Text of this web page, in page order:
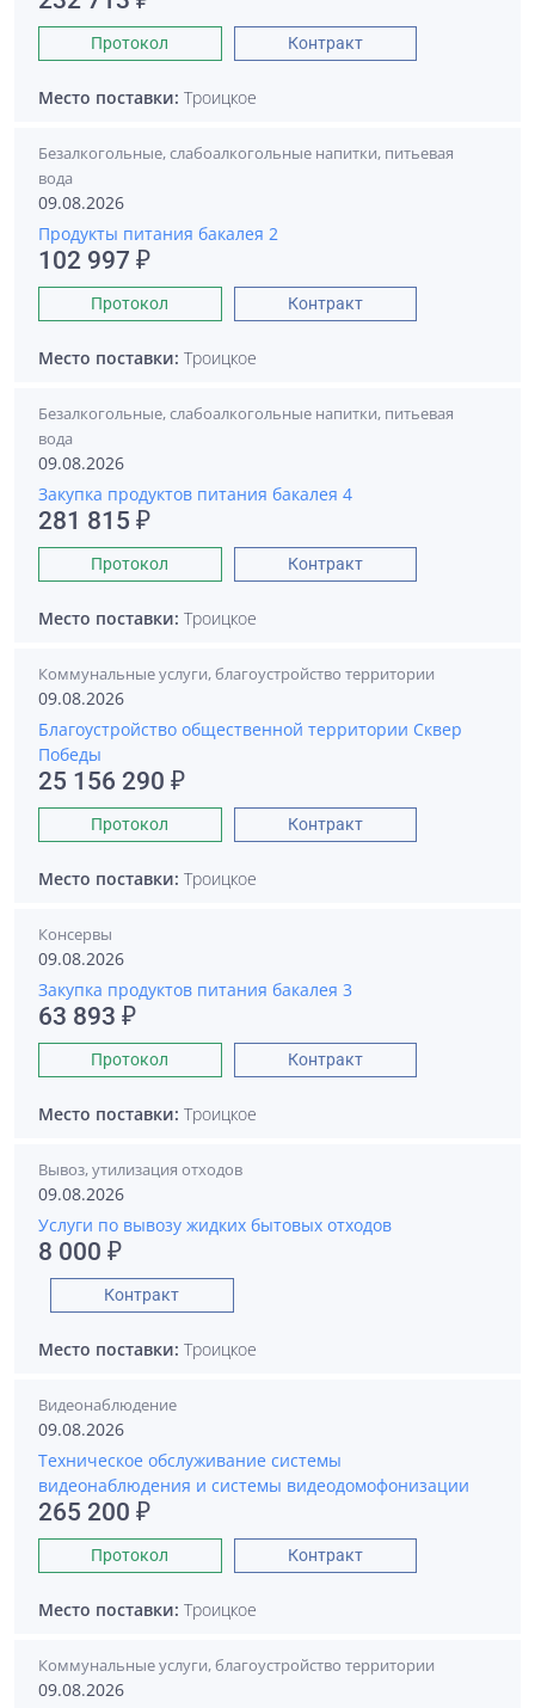
Протокол Контракт
Место поставки: Троицкое
Безалкогольные, слабоалкогольные напитки, питьевая
вода
09.08.2026
Продукты питания бакалея 2
102 997 ₽
Протокол Контракт
Место поставки: Троицкое
Безалкогольные, слабоалкогольные напитки, питьевая
вода
09.08.2026
Закупка продуктов питания бакалея 4
281 815 ₽
Протокол Контракт
Место поставки: Троицкое
Коммунальные услуги, благоустройство территории
09.08.2026
Благоустройство общественной территории Сквер
Победы
25 156 290 ₽
Протокол Контракт
Место поставки: Троицкое
Консервы
09.08.2026
Закупка продуктов питания бакалея 3
63 893 ₽
Протокол Контракт
Место поставки: Троицкое
Вывоз, утилизация отходов
09.08.2026
Услуги по вывозу жидких бытовых отходов
8 000 ₽
Контракт
Место поставки: Троицкое
Видеонаблюдение
09.08.2026
Техническое обслуживание системы
видеонаблюдения и системы видеодомофонизации
265 200 ₽
Протокол Контракт
Место поставки: Троицкое
Коммунальные услуги, благоустройство территории
09.08.2026